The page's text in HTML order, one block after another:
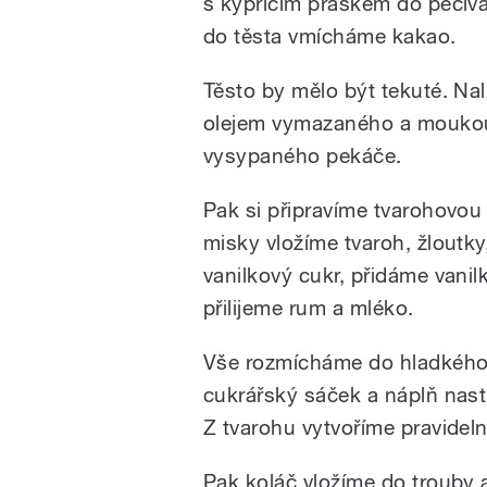
do těsta vmícháme kakao.
Těsto by mělo být tekuté.
olejem vymazaného a
vysypaného pekáče.
Pak si připravíme
misky vložíme tvaroh,
vanilkový cukr, přidáme
přilijeme rum a mléko.
Vše rozmícháme do
cukrářský sáček a náplň
Z tvarohu vytvoříme
Pak koláč vložíme do trouby